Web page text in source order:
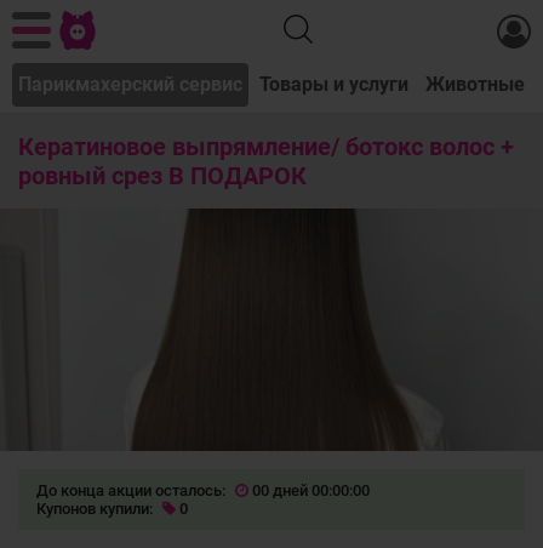
Парикмахерский сервис Товары и услуги Животные
Кератиновое выпрямление/ ботокс волос +
ровный срез В ПОДАРОК
До конца акции осталось:
00 дней 00:00:00
Купонов купили:
0